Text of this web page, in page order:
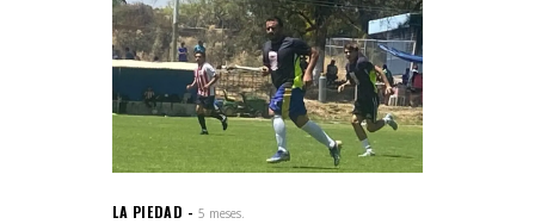
LA PIEDAD 5 meses.